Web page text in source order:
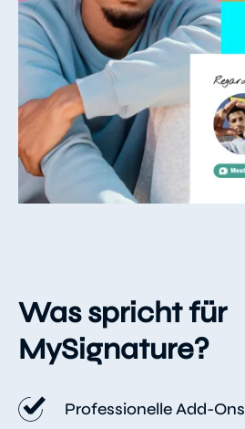
Was spricht für
MySignature?
Professionelle Add-Ons